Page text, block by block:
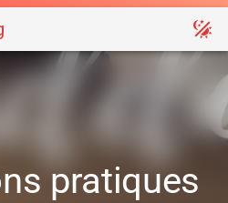
pratiques